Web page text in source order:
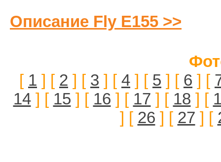
Описание Fly E155 >>
[ 1 ] [ 2 ] [ 3 ] [ 4 ] [ 5 ] [ 6 ] [
14] [ 15 ] [ 16 ] [ 17 ] [ 18 ] [
] [ 26 ] [ 27 ] [